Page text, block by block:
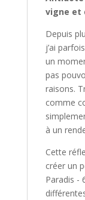
vigne et
Depuis
j’ai
un
pas
raisons.
comme
à un
Cette
créer un
Paradis -